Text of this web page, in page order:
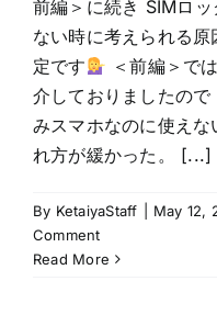
前編＞に続き SIMロ
ない時に考えられる
定です
＜前編＞で
介しておりましたの
みスマホなのに使え
れ方が緩かった。 [...]
By KetaiyaStaff May 12,
Comment
Read More